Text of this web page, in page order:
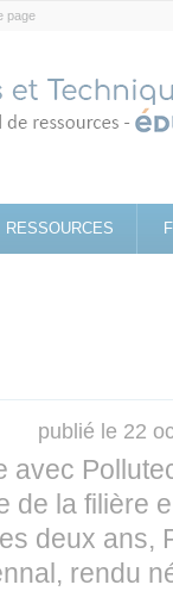
page
RESSOURCES
publié le 22
avec
de la filière
deux ans,
rendu